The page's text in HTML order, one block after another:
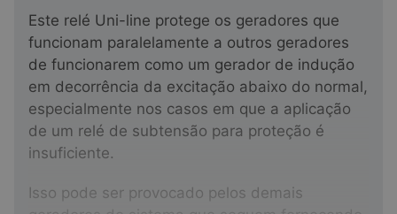
Este relé Uni-line protege os geradores que
funcionam paralelamente a outros geradores
de funcionarem como um gerador de indução
em decorrência da excitação abaixo do normal,
especialmente nos casos em que a aplicação
de um relé de subtensão para proteção é
insuficiente.
Isso pode ser provocado pelos demais